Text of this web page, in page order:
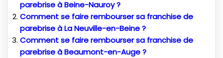
parebrise à Beine-Nauroy ?
Comment se faire rembourser sa franchise de
parebrise à La Neuville-en-Beine ?
Comment se faire rembourser sa franchise de
parebrise à Beaumont-en-Auge ?